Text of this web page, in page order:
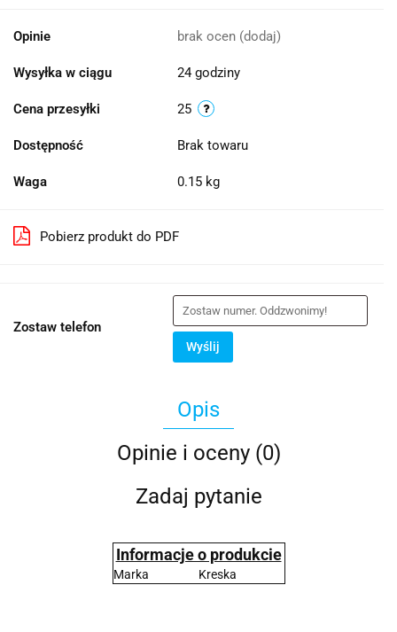
Opinie brak ocen (dodaj)
Wysyłka w ciągu 24 godziny
Cena przesyłki 25
Dostępność Brak towaru
Waga 0.15 kg
Pobierz produkt do PDF
Zostaw telefon
Wyślij
Opis
Opinie i oceny (0)
Zadaj pytanie
Informacje o produkcie
Marka Kreska